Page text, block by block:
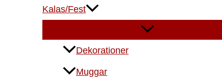
Kalas/Fest
Dekorationer
Muggar